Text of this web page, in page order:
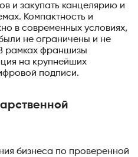
и закупать канцелярию и
Компактность и
в современных условиях,
не ограничены и не
рамках франшизы
на крупнейших
подписи.
бизнеса по проверенной